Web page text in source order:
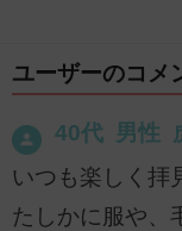
ユーザーのコメ
40代 男性
いつも楽しく拝
たしかに服や、